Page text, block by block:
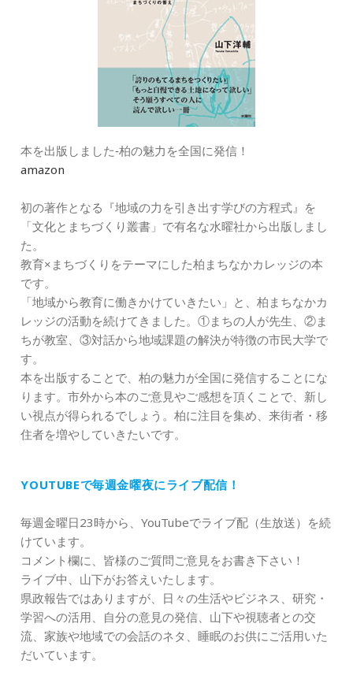
本を出版しました‐柏の魅力を全国に発信！
amazon
初の著作となる『地域の力を引き出す学びの方程式』を
「文化とまちづくり叢書」で有名な水曜社から出版しまし
た。
教育×まちづくりをテーマにした柏まちなかカレッジの本
です。
「地域から教育に働きかけていきたい」と、柏まちなかカ
レッジの活動を続けてきました。①まちの人が先生、②ま
ちが教室、③対話から地域課題の解決が特徴の市民大学で
す。
本を出版することで、柏の魅力が全国に発信することにな
ります。市外から本のご意見やご感想を頂くことで、新し
い視点が得られるでしょう。柏に注目を集め、来街者・移
住者を増やしていきたいです。
YOUTUBEで毎週金曜夜にライブ配信！
毎週金曜日23時から、YouTubeでライブ配（生放送）を続
けています。
コメント欄に、皆様のご質問ご意見をお書き下さい！
ライブ中、山下がお答えいたします。
県政報告ではありますが、日々の生活やビジネス、研究・
学習への活用、自分の意見の発信、山下や視聴者との交
流、家族や地域での会話のネタ、睡眠のお供にご活用いた
だいています。